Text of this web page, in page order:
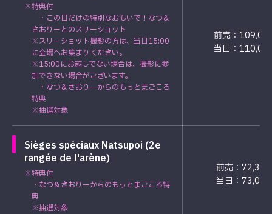
※特典付
・この日だけの特別なおもいで！なつ＆
さおりーとのスリーショット
※スリーショット撮影の方は、当日15:00
に会場へお集まりください。
※15:00にお越しでない場合は、撮影に参
加できない場合がございます。
・なつ＆さおりーからのもっとまごころ
特典
※抽選対象
前売：
当日：
Sièges spéciaux Natsupoi (2e
rangée de l'arène)
※特典付
・なつ＆さおりーからのもっとまごころ特
典
※抽選対象
前売：
当日：